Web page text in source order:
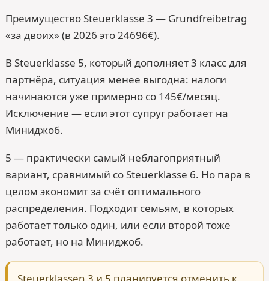
Преимущество Steuerklasse 3 — Grundfreibetrag
«за двоих» (в 2026 это 24696€).
В Steuerklasse 5, который дополняет 3 класс для
партнёра, ситуация менее выгодна: налоги
начинаются уже примерно со 145€/месяц.
Исключение — если этот супруг работает на
Миниджоб.
5 — практически самый неблагоприятный
вариант, сравнимый со Steuerklasse 6. Но пара в
целом экономит за счёт оптимального
распределения. Подходит семьям, в которых
работает только один, или если второй тоже
работает, но на Миниджоб.